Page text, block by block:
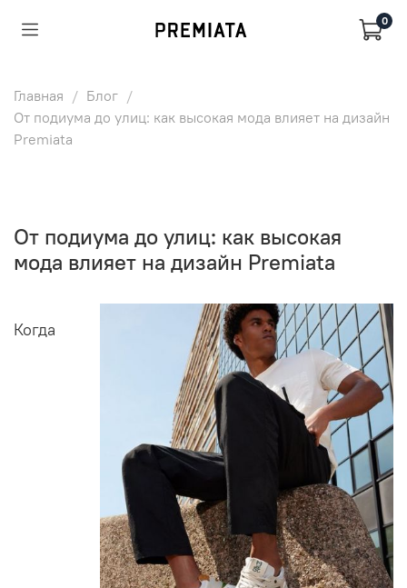
0
Главная
Блог
От подиума до улиц: как высокая мода влияет на дизайн
Premiata
От подиума до улиц: как высокая
мода влияет на дизайн Premiata
Когда